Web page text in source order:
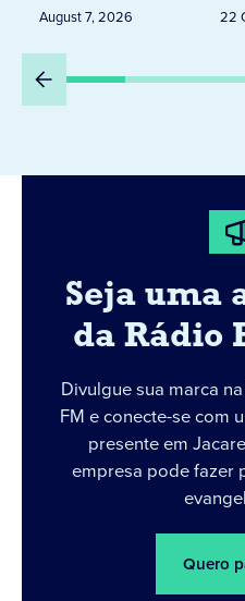
August 7, 2026 22
Seja uma
da Rádio
Divulgue sua marca
FM e conecte-se com
presente em
empresa pode fazer
Quero